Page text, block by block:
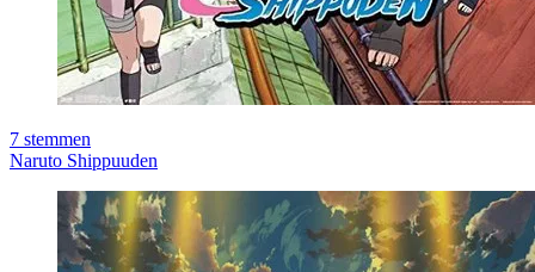
7 stemmen
Naruto Shippuuden